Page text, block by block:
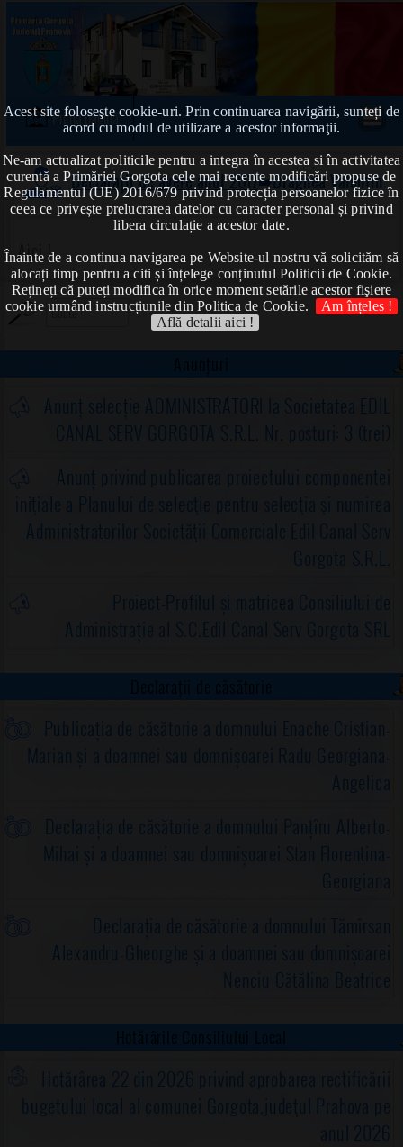
Acest site foloseşte cookie-uri. Prin continuarea navigării, sunteți de
acord cu modul de utilizare a acestor informaţii.
Ne-am actualizat politicile pentru a integra în acestea si în activitatea
curentă a Primăriei Gorgota cele mai recente modificări propuse de
Regulamentul (UE) 2016/679 privind protecția persoanelor fizice în
ceea ce privește prelucrarea datelor cu caracter personal și privind
libera circulație a acestor date.
Înainte de a continua navigarea pe Website-ul nostru vă solicităm să
alocați timp pentru a citi și înțelege conținutul Politicii de Cookie.
Rețineți că puteți modifica în orice moment setările acestor fişiere
cookie urmând instrucțiunile din Politica de Cookie.
Am înțeles !
Află detalii aici !
Prima pagină
Declarații de avere anul 2017➠Dragnea Valentin
Aici !
Anunțuri
Anunț selecție ADMINISTRATORI la Societatea EDIL
CANAL SERV GORGOTA S.R.L. Nr. posturi: 3 (trei)
Anunț privind publicarea proiectului componentei
iniţiale a Planului de selecţie pentru selecţia şi numirea
Administratorilor Societăţii Comerciale Edil Canal Serv
Gorgota S.R.L.
Proiect-Profilul și matricea Consiliului de
Administrație al S.C.Edil Canal Serv Gorgota SRL
Declarații de căsătorie
Publicația de căsătorie a domnului Enache Cristian-
Marian și a doamnei sau domnișoarei Radu Georgiana-
Angelica
Declarația de căsătorie a domnului Panțîru Alberto-
Mihai și a doamnei sau domnișoarei Stan Florentina-
Georgiana
Declarația de căsătorie a domnului Tămîrsan
Alexandru-Gheorghe și a doamnei sau domnișoarei
Nenciu Cătălina Beatrice
Hotărârile Consiliului Local
Hotărârea 22 din 2026 privind aprobarea rectificării
bugetului local al comunei Gorgota,judeţul Prahova pe
anul 2026